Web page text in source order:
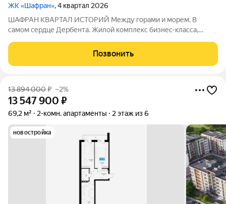
ЖК «Шафран», 4 квартал 2026
ШАФРАН КВАРТАЛ ИСТОРИЙ Между горами и морем. В
самом сердце Дербента. Жилой комплекс бизнес-класса,
атмосферу древнего города. Расположен в историческом
Позвонить
13 894 000₽ –2%
13 547 900 ₽
69,2 м² 2-комн. апартаменты 2 этаж из 6
новостройка